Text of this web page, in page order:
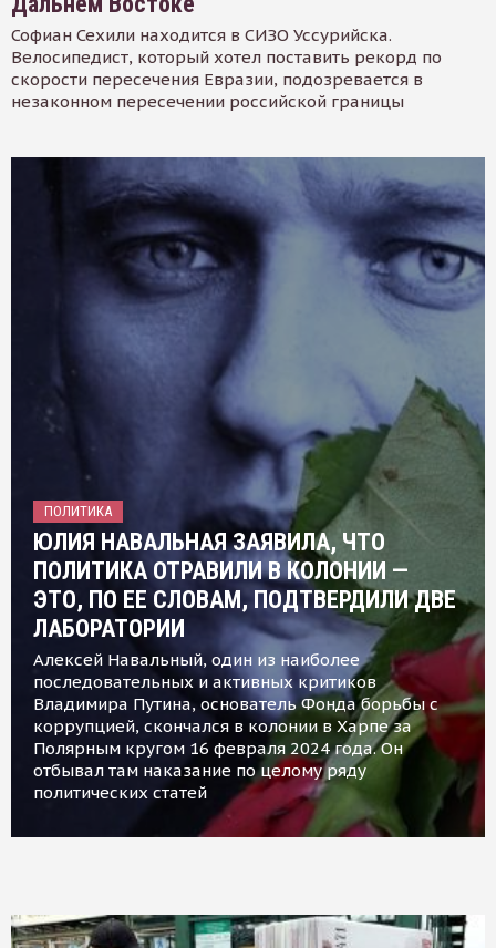
Софиан Сехили находится в СИЗО Уссурийска.
Велосипедист, который хотел поставить рекорд по
скорости пересечения Евразии, подозревается в
незаконном пересечении российской границы
ПОЛИТИКА
ЮЛИЯ НАВАЛЬНАЯ ЗАЯВИЛА, ЧТО
ПОЛИТИКА ОТРАВИЛИ В КОЛОНИИ —
ЭТО, ПО ЕЕ СЛОВАМ, ПОДТВЕРДИЛИ ДВЕ
ЛАБОРАТОРИИ
Алексей Навальный, один из наиболее
последовательных и активных критиков
Владимира Путина, основатель Фонда борьбы с
коррупцией, скончался в колонии в Харпе за
Полярным кругом 16 февраля 2024 года. Он
отбывал там наказание по целому ряду
политических статей